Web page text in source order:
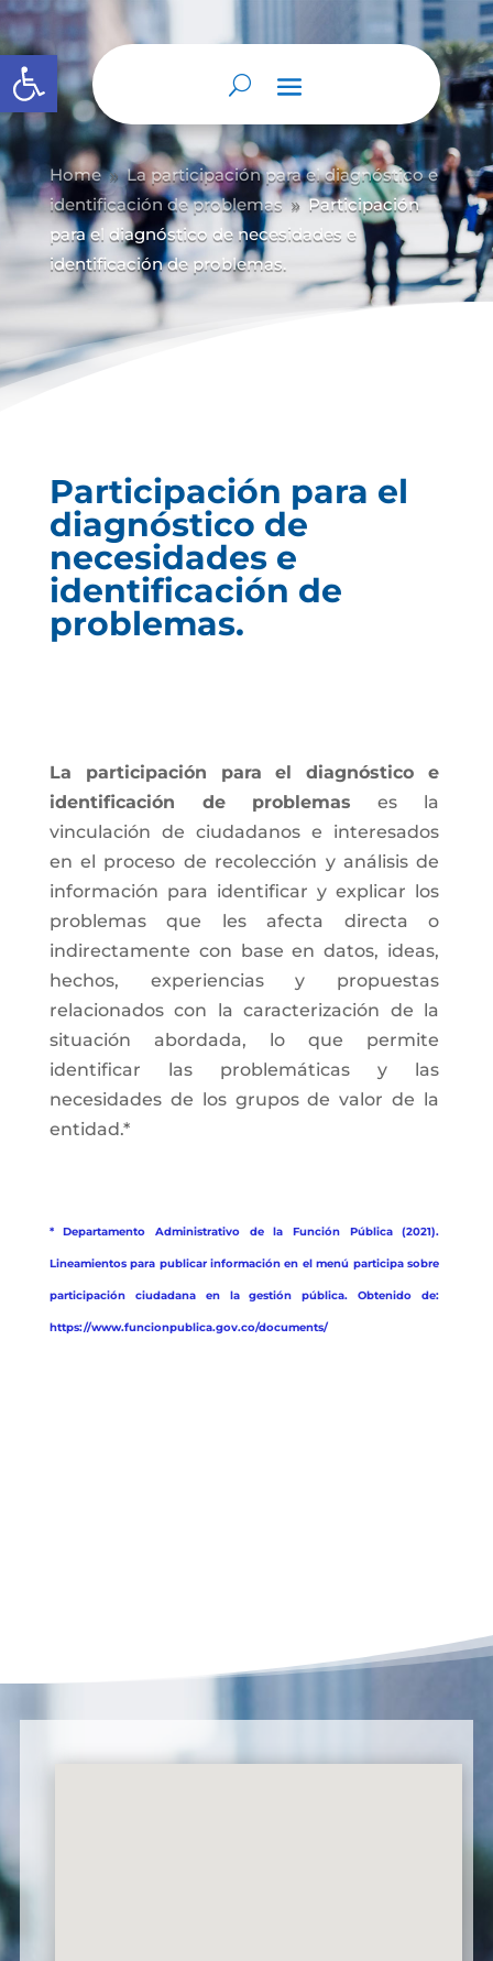
Abrir barra de herramientas
Home 9 La participación para el diagnóstico e
identificación de problemas 9 Participación
para el diagnóstico de necesidades e
identificación de problemas.
Participación para el
diagnóstico de
necesidades e
identificación de
problemas.
La participación para el diagnóstico e
identificación de problemas es la
vinculación de ciudadanos e interesados
en el proceso de recolección y análisis de
información para identificar y explicar los
problemas que les afecta directa o
indirectamente con base en datos, ideas,
hechos, experiencias y propuestas
relacionados con la caracterización de la
situación abordada, lo que permite
identificar las problemáticas y las
necesidades de los grupos de valor de la
entidad.*
* Departamento Administrativo de la Función Pública (2021).
Lineamientos para publicar información en el menú participa sobre
participación ciudadana en la gestión pública. Obtenido de:
https://www.funcionpublica.gov.co/documents/